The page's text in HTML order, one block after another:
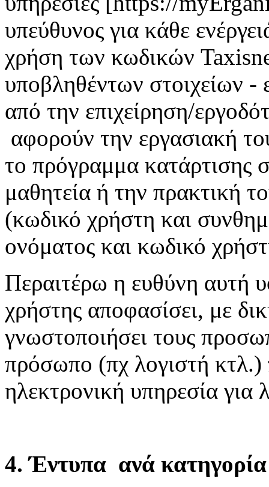
υπεύθυνος για κάθε
χρήση των κωδικών
υποβληθέντων στοιχείων -
από την επιχείρηση/
αφορούν την εργασιακή
το πρόγραμμα κατάρτισης
μαθητεία ή την πρακτική
(κωδικό χρήστη και
ονόματος και κωδικό
Περαιτέρω η ευθύνη αυτή
χρήστης αποφασίσει, με
γνωστοποιήσει τους
πρόσωπο (πχ λογιστή κτλ.)
ηλεκτρονική υπηρεσία για
4. Έντυπα ανά κατηγορία